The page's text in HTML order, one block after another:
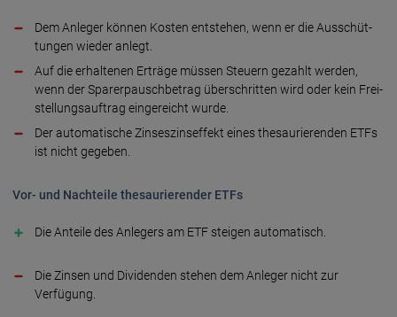
Dem Anleger können Kosten entstehen, wenn er die Aus­schüt­
tungen wieder anlegt.
Auf die erhaltenen Erträge müssen Steuern gezahlt werden,
wenn der Sparer­pausch­betrag über­schritten wird oder kein Frei­
stellungs­auftrag einge­reicht wurde.
Der automatische Zinses­zins­effekt eines thesau­rierenden ETFs
ist nicht gegeben.
Vor- und Nachteile thesaurierender ETFs
Die Anteile des Anlegers am ETF steigen automatisch.
Die Zinsen und Dividenden stehen dem Anleger nicht zur
Verfügung.